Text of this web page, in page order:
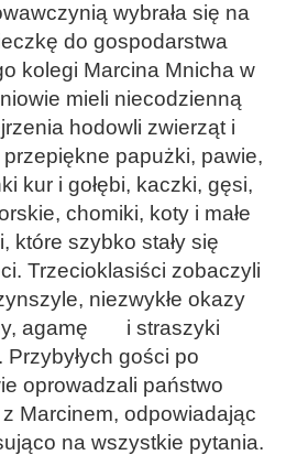
wybrała się na
do gospodarstwa
kolegi Marcina Mnicha w
mieli niecodzienną
hodowli zwierząt i
przepiękne papużki, pawie,
kur i gołębi, kaczki, gęsi,
chomiki, koty i małe
które szybko stały się
Trzecioklasiści zobaczyli
niezwykłe okazy
agamę i straszyki
Przybyłych gości po
oprowadzali państwo
Marcinem, odpowiadając
na wszystkie pytania.